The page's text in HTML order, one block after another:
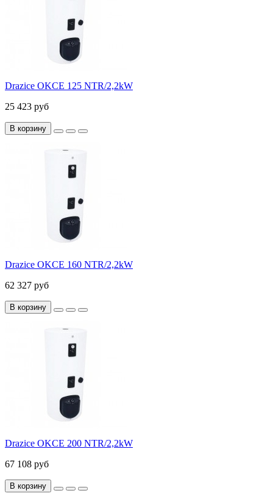
Drazice OKCE 125 NTR/2,2kW
25 423 руб
В корзину
Drazice OKCE 160 NTR/2,2kW
62 327 руб
В корзину
Drazice OKCE 200 NTR/2,2kW
67 108 руб
В корзину